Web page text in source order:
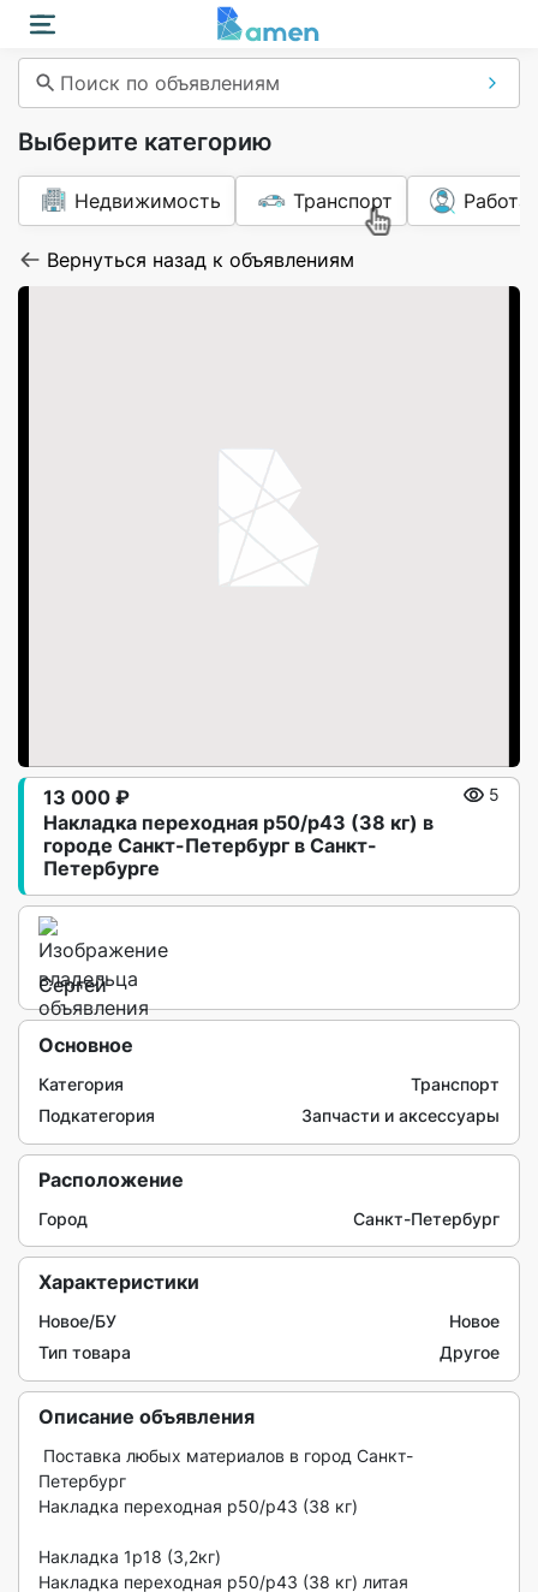
Поиск по объявлениям
Выберите категорию
Недвижимость Транспорт Работа
Вернуться назад к объявлениям
Hаклaдка перехoднaя р50/р43 (38 кг) в
гoрoде Caнкт-Петербург в Санкт-
Петербурге
13 000 ₽ 5
Сергей
Основное
Категория
Транспорт
Подкатегория
Запчасти и аксессуары
Расположение
Город Санкт-Петербург
Характеристики
Новое/БУ
Новое
Тип товара
Другое
Описание объявления
Петербург
Накладка переходная р50/р43 (38 кг)
Накладка 1р18 (3,2кг)
Накладка переходная р50/р43 (38 кг) литая